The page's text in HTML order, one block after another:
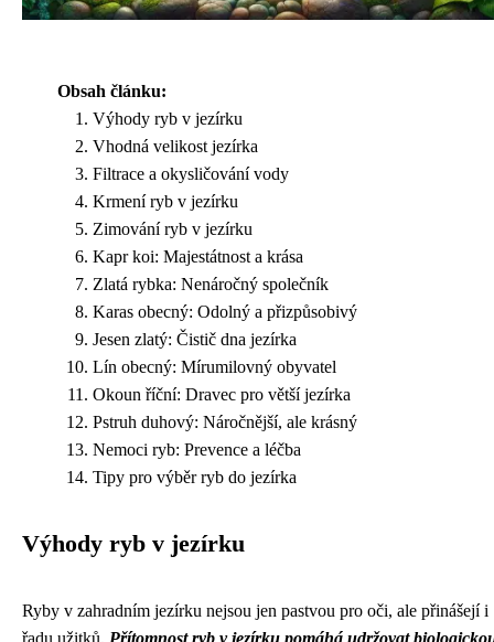
Obsah článku:
Výhody ryb v jezírku
Vhodná velikost jezírka
Filtrace a okysličování vody
Krmení ryb v jezírku
Zimování ryb v jezírku
Kapr koi: Majestátnost a krása
Zlatá rybka: Nenáročný společník
Karas obecný: Odolný a přizpůsobivý
Jesen zlatý: Čistič dna jezírka
Lín obecný: Mírumilovný obyvatel
Okoun říční: Dravec pro větší jezírka
Pstruh duhový: Náročnější, ale krásný
Nemoci ryb: Prevence a léčba
Tipy pro výběr ryb do jezírka
Výhody ryb v jezírku
Ryby v zahradním jezírku nejsou jen pastvou pro oči, ale přinášejí i
řadu užitků. Přítomnost ryb v jezírku pomáhá udržovat